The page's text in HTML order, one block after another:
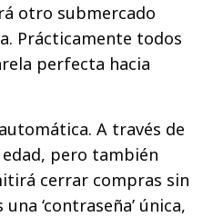
otro submercado
Prácticamente todos
perfecta hacia
A través de
pero también
cerrar compras sin
‘contraseña’ única,